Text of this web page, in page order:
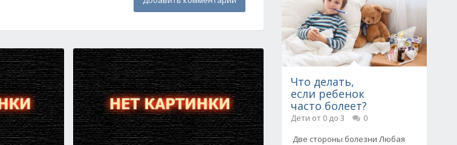
Что делать,
если ребенок
часто болеет?
Дети от 0 до 3
0
Две стороны болезни Любая